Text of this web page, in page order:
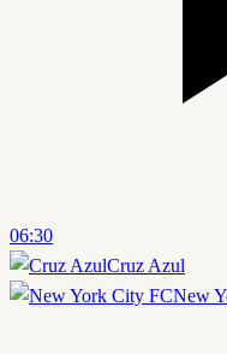
06:30
Cruz Azul
New